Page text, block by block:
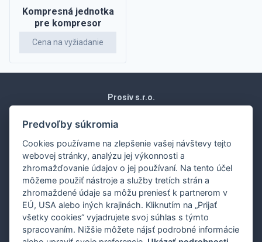
Kompresná jednotka
pre kompresor
Cena na vyžiadanie
Prosiv s.r.o.
Vráble 952 01
Obchodné podmienky
Ochrana osobných údajov
Nákup na splátky
Dodanie
Ekonomické oddelenie:0907 243 648
Servisné,revízne oddelenie:0907 243 648
Nahlasovanie porúch:0907 243 648
Predvoľby súkromia
Cookies používame na zlepšenie vašej návštevy tejto
webovej stránky, analýzu jej výkonnosti a
zhromažďovanie údajov o jej používaní. Na tento účel
môžeme použiť nástroje a služby tretích strán a
zhromaždené údaje sa môžu preniesť k partnerom v
EÚ, USA alebo iných krajinách. Kliknutím na „Prijať
všetky cookies“ vyjadrujete svoj súhlas s týmto
spracovaním. Nižšie môžete nájsť podrobné informácie